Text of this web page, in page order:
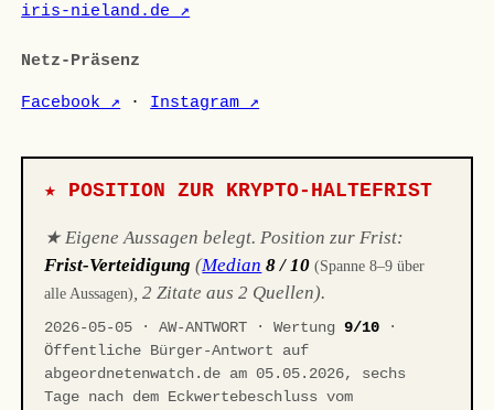
iris-nieland.de ↗
Netz-Präsenz
Facebook ↗ · Instagram ↗
★ POSITION ZUR KRYPTO-HALTEFRIST
★ Eigene Aussagen belegt. Position zur Frist:
Frist-Verteidigung (Median 8 / 10 (Spanne 8–9 über
alle Aussagen), 2 Zitate aus 2 Quellen).
2026-05-05 · AW-ANTWORT · Wertung9/10 ·
Öffentliche Bürger-Antwort auf
abgeordnetenwatch.de am 05.05.2026, sechs
Tage nach dem Eckwertebeschluss vom